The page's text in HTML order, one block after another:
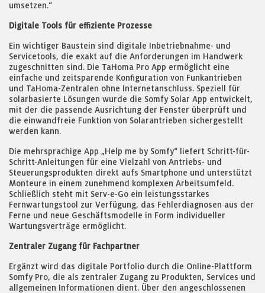
umsetzen.“
Digitale Tools für effiziente Prozesse
Ein wichtiger Baustein sind digitale Inbetriebnahme- und
Servicetools, die exakt auf die Anforderungen im Handwerk
zugeschnitten sind. Die TaHoma Pro App ermöglicht eine
einfache und zeitsparende Konfiguration von Funkantrieben
und TaHoma-Zentralen ohne Internetanschluss. Speziell für
solarbasierte Lösungen wurde die Somfy Solar App entwickelt,
mit der die passende Ausrichtung der Fenster überprüft und
die einwandfreie Funktion von Solarantrieben sichergestellt
werden kann.
Die mehrsprachige App „Help me by Somfy“ liefert Schritt-für-
Schritt-Anleitungen für eine Vielzahl von Antriebs- und
Steuerungsprodukten direkt aufs Smartphone und unterstützt
Monteure in einem zunehmend komplexen Arbeitsumfeld.
Schließlich steht mit Serv-e-Go ein leistungsstarkes
Fernwartungstool zur Verfügung, das Fehlerdiagnosen aus der
Ferne und neue Geschäftsmodelle in Form individueller
Wartungsverträge ermöglicht.
Zentraler Zugang für Fachpartner
Ergänzt wird das digitale Portfolio durch die Online-Plattform
Somfy Pro, die als zentraler Zugang zu Produkten, Services und
allgemeinen Informationen dient. Über den angeschlossenen